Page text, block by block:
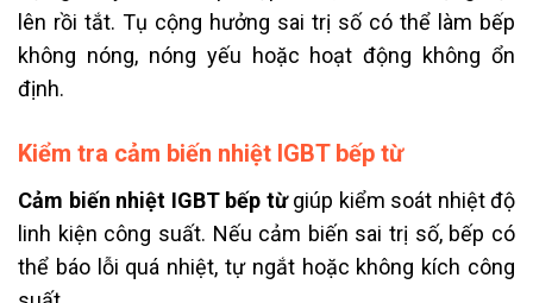
lên rồi tắt. Tụ cộng hưởng sai trị số có thể làm bếp
không nóng, nóng yếu hoặc hoạt động không ổn
định.
Kiểm tra cảm biến nhiệt IGBT bếp từ
Cảm biến nhiệt IGBT bếp từgiúp kiểm soát nhiệt độ
linh kiện công suất. Nếu cảm biến sai trị số, bếp có
thể báo lỗi quá nhiệt, tự ngắt hoặc không kích công